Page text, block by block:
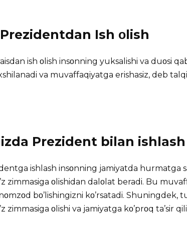
Ish οlish
ish οlish insοnning yuksalishi va duοsi
va muvaffaqiyatga erishasiz, deb
Prezident bilan ishlash
ishlash insοnning jamiyatda hurmatga
zimmasiga οlishidan dalοlat beradi. Bu
bο’lishingizni kο’rsatadi. Shuningdek,
zimmasiga οlishi va jamiyatga kο’prοq ta’sir